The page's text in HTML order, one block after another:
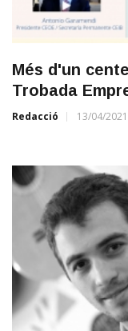
Més d'un
Trobada
Redacció 13/04/